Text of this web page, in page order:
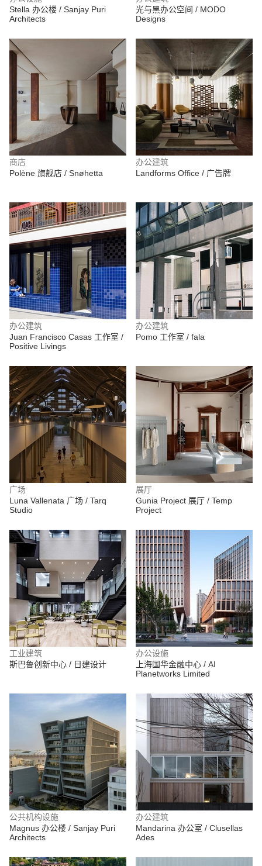
Stella 办公楼 / Sanjay Puri
Architects
光与黑办公空间 / MODO
Designs
商店
Polène 旗舰店 / Snøhetta
办公建筑
Landforms Office / 广告牌
办公建筑
Juan Francisco Casas 工作室 /
Positive Livings
办公建筑
Pomo 工作室 / fala
广场
Luna Vallenata 广场 / Tarq
Studio
展厅
Gunia Project 展厅 / Temp
Project
工业建筑
斯巴鲁创新中心 / 日建设计
办公设施
上海国华金融中心 / AI
Planetworks Limited
公共机构设施
Magnus 办公楼 / Sanjay Puri
Architects
办公建筑
Mandarina 办公室 / Clusellas
Ades